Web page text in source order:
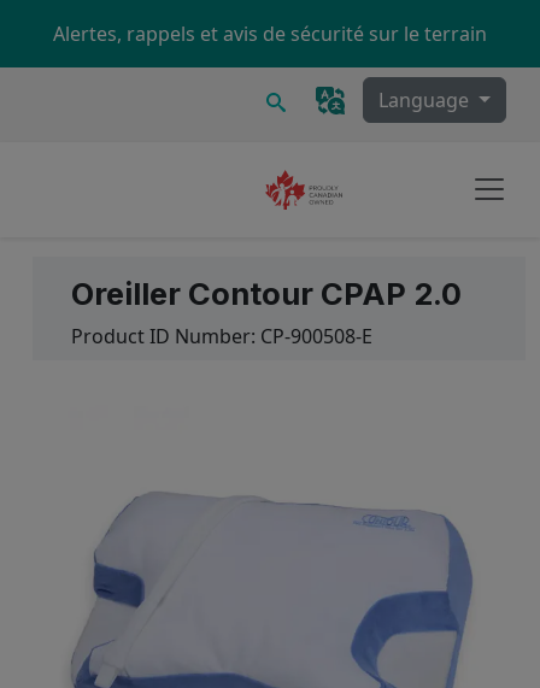
Alertes, rappels et avis de sécurité sur le terrain
RechercheLanguage
Oreiller Contour CPAP 2.0
Product ID Number: CP-900508-E